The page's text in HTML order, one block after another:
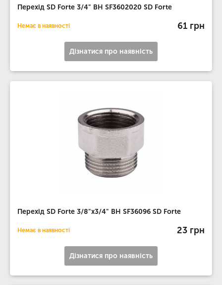
Перехід SD Forte 3/4" ВН SF3602020 SD Forte
Немає в наявності 61 грн
Дізнатися про наявність
Перехід SD Forte 3/8"х3/4" ВН SF36096 SD Forte
Немає в наявності 23 грн
Дізнатися про наявність